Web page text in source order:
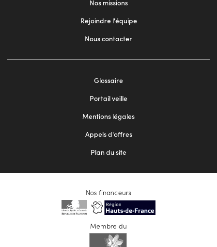
Nos missions
Rejoindre l'équipe
Nous contacter
Glossaire
Portail veille
Mentions légales
Appels d'offres
Plan du site
Nos financeurs
Membre du